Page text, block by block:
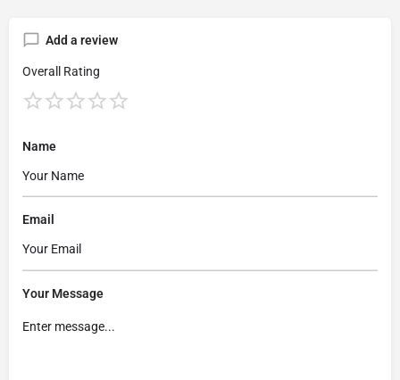
Add a review
Overall Rating
Name
Email
Your Message